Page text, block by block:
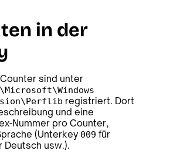
in der
sind unter
registriert. Dort
und eine
Nummer pro Counter,
(Unterkey 009 für
Deutsch usw.).